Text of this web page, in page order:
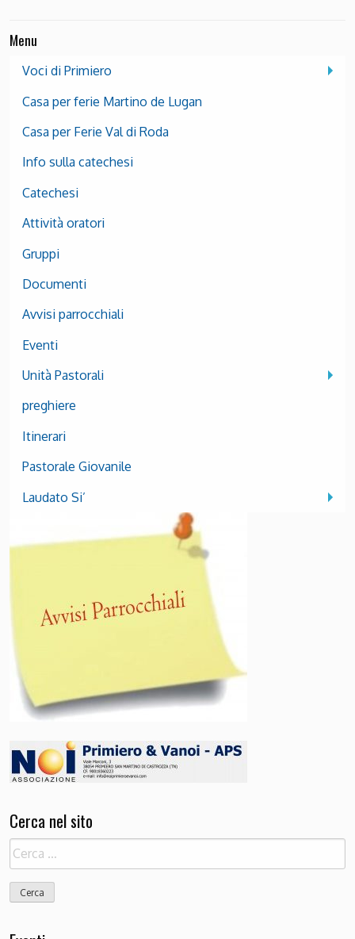
Menu
Voci di Primiero
Casa per ferie Martino de Lugan
Casa per Ferie Val di Roda
Info sulla catechesi
Catechesi
Attività oratori
Gruppi
Documenti
Avvisi parrocchiali
Eventi
Unità Pastorali
preghiere
Itinerari
Pastorale Giovanile
Laudato Si’
Cerca nel sito
Ricerca
per: